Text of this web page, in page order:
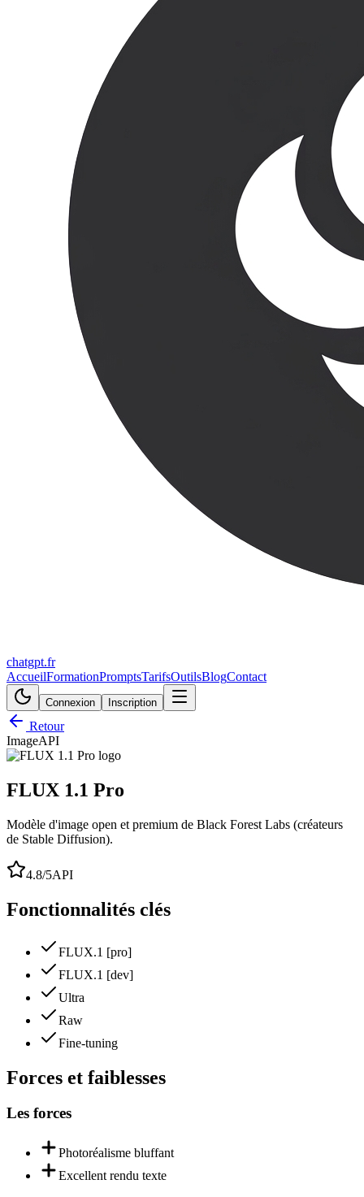
chatgpt.fr
AccueilFormationPromptsTarifsOutilsBlogContact
Connexion Inscription
Retour
ImageAPI
FLUX 1.1 Pro
Modèle d'image open et premium de Black Forest Labs (créateurs
de Stable Diffusion).
4.8/5API
Fonctionnalités clés
FLUX.1 [pro]
FLUX.1 [dev]
Ultra
Raw
Fine-tuning
Forces et faiblesses
Les forces
Photoréalisme bluffant
Excellent rendu texte